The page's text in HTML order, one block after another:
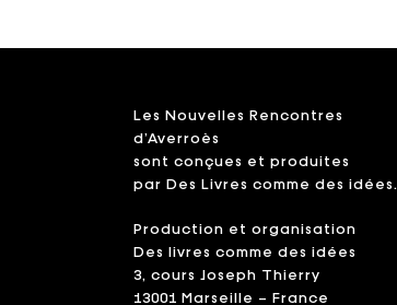
Les Nouvelles Rencontres
d’Averroès
sont conçues et produites
par Des Livres comme des idées.
Production et organisation
Des livres comme des idées
3, cours Joseph Thierry
13001 Marseille – France